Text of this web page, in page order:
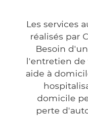
Les services
réalisés par
Besoin
l'entretien de
aide à
domicile
perte